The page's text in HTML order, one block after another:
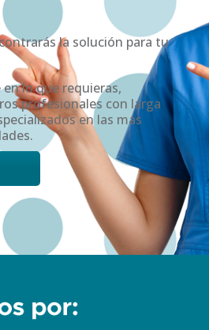
la solución para tu
lo que requieras,
profesionales con larga
en las más